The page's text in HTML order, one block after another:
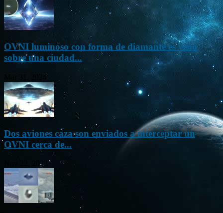
OVNI luminoso con forma de diamante es visto
sobre una ciudad...
Mar 31, 2024
Dos aviones caza son enviados a interceptar un
OVNI cerca de...
Nov 22, 2023